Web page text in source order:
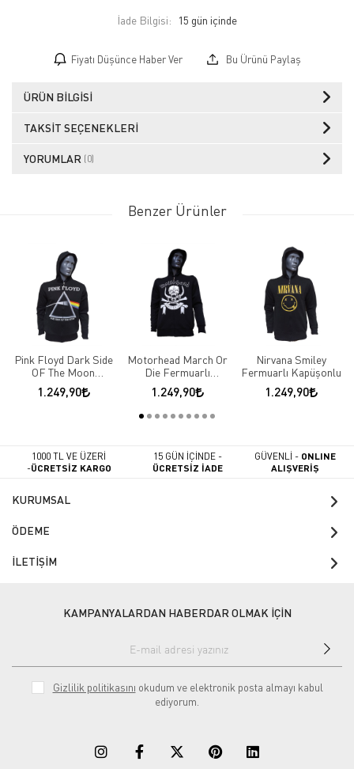
İade Bilgisi:
Fiyatı Düşünce Haber Ver Bu Ürünü Paylaş
ÜRÜN BILGISI
TAKSIT SEÇENEKLERI
YORUMLAR (0)
Benzer Ürünler
Pink Floyd Dark Side
OF The Moon
Fermuarlı Kapüşonlu
1.249,90
Motorhead March Or
Die Fermuarlı
Kapüşonlu
1.249,90
Nirvana Smiley
Fermuarlı Kapüşonlu
1.249,90
1000 TL VE ÜZERİ
-ÜCRETSİZ KARGO
15 GÜN İÇİNDE -
ÜCRETSİZ İADE
GÜVENLİ - ONLINE
ALIŞVERİŞ
KURUMSAL
ÖDEME
İLETİŞİM
KAMPANYALARDAN HABERDAR OLMAK İÇİN
Gizlilik politikasını okudum ve elektronik posta almayı kabul
ediyorum.